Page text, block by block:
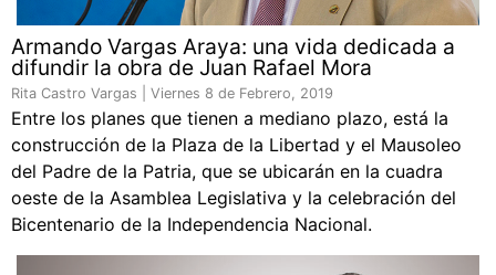
Armando Vargas Araya: una vida dedicada a
difundir la obra de Juan Rafael Mora
Rita Castro Vargas | Viernes 8 de Febrero, 2019
Entre los planes que tienen a mediano plazo, está la
construcción de la Plaza de la Libertad y el Mausoleo
del Padre de la Patria, que se ubicarán en la cuadra
oeste de la Asamblea Legislativa y la celebración del
Bicentenario de la Independencia Nacional.